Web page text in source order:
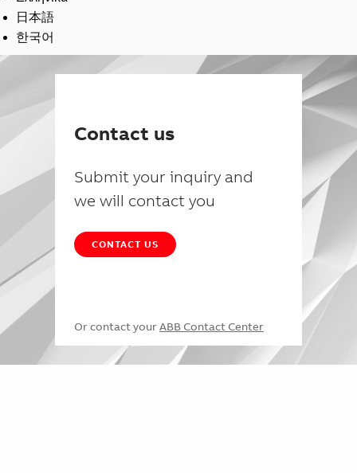
日本語
한국어
Contact us
Submit your inquiry and
we will contact you
CONTACT US
Or contact your ABB Contact Center